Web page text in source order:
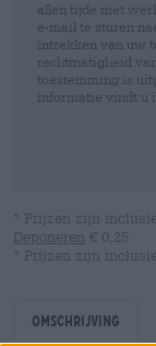
allen tijde met
e-mail te sturen
intrekken van uw
rechtmatigheid
toestemming is
informatie vindt u
* Prijzen zijn
Deponeren € 0,25
* Prijzen zijn
Omschrijving